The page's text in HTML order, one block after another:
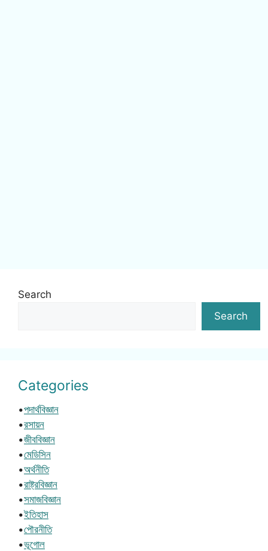
Search
Search
Categories
•পদার্থবিজ্ঞান
•রসায়ন
•জীববিজ্ঞান
•মেডিসিন
•অর্থনীতি
•রাষ্ট্রবিজ্ঞান
•সমাজবিজ্ঞান
•ইতিহাস
•পৌরনীতি
•ভূগোল